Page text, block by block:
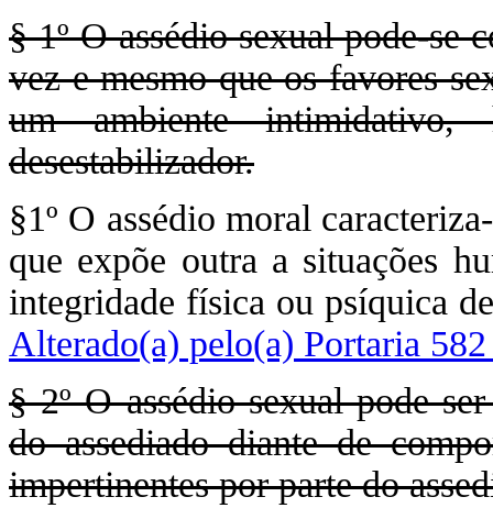
§ 1º O assédio sexual pode-se
vez e mesmo que os favores
um ambiente intimidativo,
desestabilizador.
§1º O assédio moral
que expõe outra a situações
integridade física ou psíquica
Alterado(a) pelo(a) Portaria
§ 2º O assédio sexual pode
do assediado diante de
impertinentes por parte do